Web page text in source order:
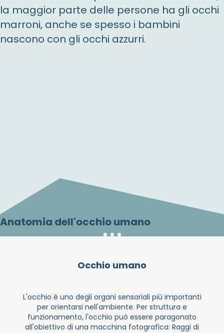
la maggior parte delle persone ha gli occhi
marroni, anche se spesso i bambini
nascono con gli occhi azzurri.
Anatomia dell'occhio umano
Occhio umano
L'occhio è uno degli organi sensoriali più importanti
per orientarsi nell'ambiente. Per struttura e
funzionamento, l'occhio può essere paragonato
all'obiettivo di una macchina fotografica: Raggi di